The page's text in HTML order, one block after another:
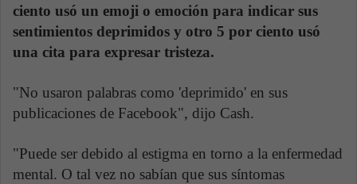
ciento usó un emoji o emoción para indicar sus
sentimientos deprimidos y otro 5 por ciento usó
una cita para expresar tristeza.
"No usaron palabras como 'deprimido' en sus
publicaciones de Facebook", dijo Cash.
"Puede ser debido al estigma en torno a la enfermedad
mental. O tal vez no sabían que sus síntomas